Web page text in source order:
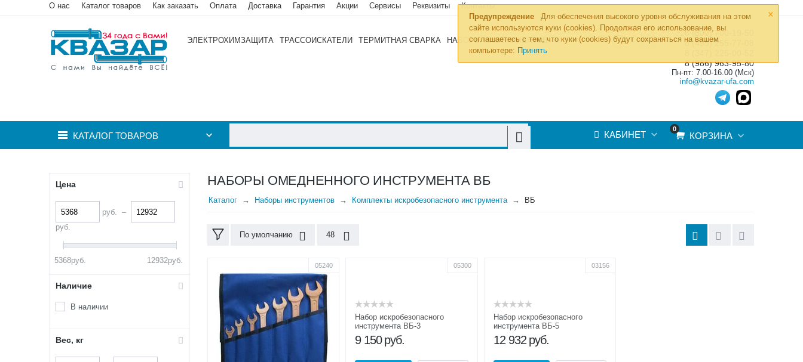
×
Предупреждение
Для обеспечения высокого уровня обслуживания на этом
сайте используются куки (cookies). Продолжая его использование, вы
соглашаетесь с тем, что куки (cookies) будут сохраняться на вашем
компьютере: Принять
О нас Каталог товаров Как заказать Оплата Доставка Гарантия Акции Сервисы Реквизиты Контакты
ЭЛЕКТРОХИМЗАЩИТА ТРАССОИСКАТЕЛИ ТЕРМИТНАЯ СВАРКА НАБОРЫ ИНСТРУМЕНТОВ »
8 (800) 700-19-50
8 (495) 255-77-08
8 (986) 963-95-80
Пн-пт: 7.00-16.00 (Мск)
info@kvazar-ufa.com
КАТАЛОГ ТОВАРОВ
0
КОРЗИНА
КАБИНЕТ
Цена
руб.
–
руб.
5368руб. 12932руб.
Наличие
В наличии
Вес, кг
НАБОРЫ ОМЕДНЕННОГО ИНСТРУМЕНТА ВБ
Каталог Наборы инструментов Комплекты искробезопасного инструмента ВБ
По умолчанию 48
05240 05300
Набор искробезопасного
инструмента ВБ-3
9 150 руб.
03156
Набор искробезопасного
инструмента ВБ-5
12 932 руб.